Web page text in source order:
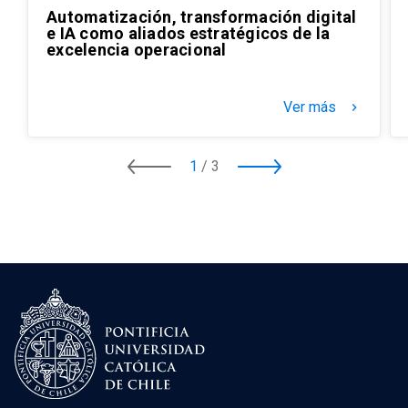
Automatización, transformación digital
e IA como aliados estratégicos de la
excelencia operacional
Ver más keyboard_arrow_right
1 / 3